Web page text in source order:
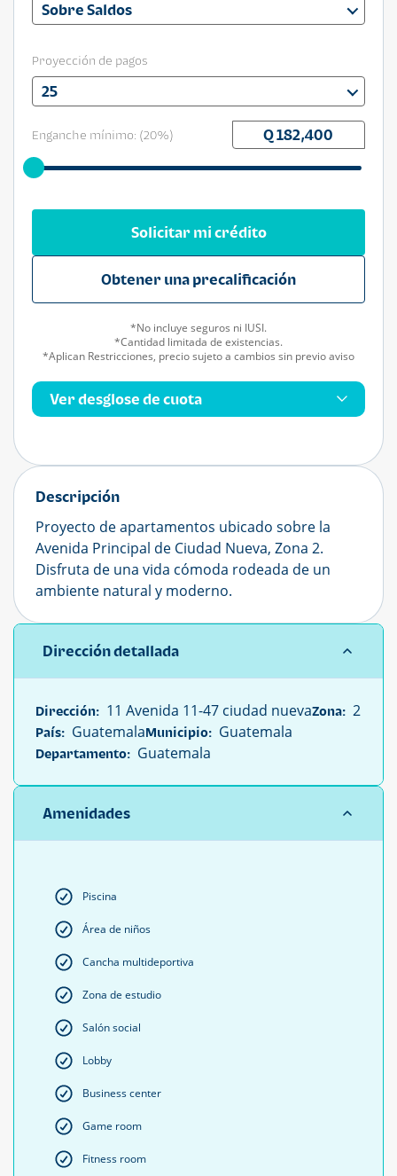
Descripción
Proyecto de apartamentos ubicado sobre la
Avenida Principal de Ciudad Nueva, Zona 2.
Disfruta de una vida cómoda rodeada de un
ambiente natural y moderno.
Dirección detallada
Dirección: 11 Avenida 11-47 ciudad nuevaZona: 2
País: GuatemalaMunicipio: Guatemala
Departamento: Guatemala
Amenidades
Piscina
Área de niños
Cancha multideportiva
Zona de estudio
Salón social
Lobby
Business center
Game room
Fitness room
Sobre Saldos
Proyección de pagos
25
Enganche mínimo: (20%)
Ver desglose de cuota
Solicitar mi crédito
Obtener una precalificación
*No incluye seguros ni IUSI.
*Cantidad limitada de existencias.
*Aplican Restricciones, precio sujeto a cambios sin previo aviso